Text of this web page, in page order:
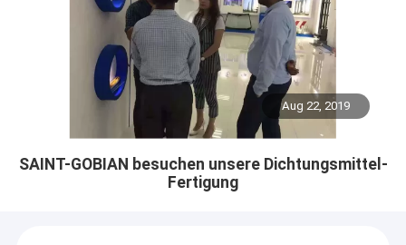
Aug 22, 2019
SAINT-GOBIAN besuchen unsere Dichtungsmittel-
Fertigung